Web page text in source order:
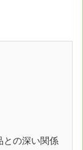
との深い関係